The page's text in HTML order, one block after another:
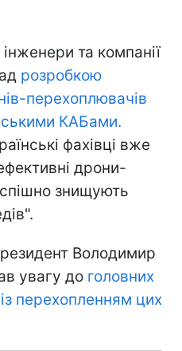
інженери та компанії
розробкою
перехоплювачів
КАБами.
фахівці вже
дрони-
знищують
Володимир
увагу до головних
перехопленням цих